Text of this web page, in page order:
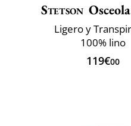
Stetson
Ligero y
100% lino
119€00